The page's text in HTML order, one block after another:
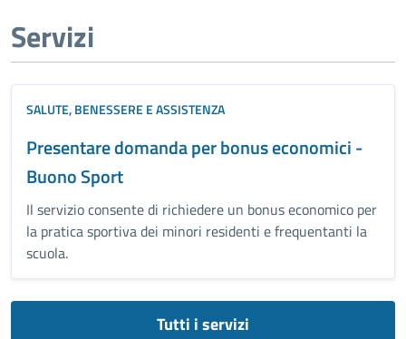
Servizi
SALUTE, BENESSERE E ASSISTENZA
Presentare domanda per bonus economici -
Buono Sport
Il servizio consente di richiedere un bonus economico per
la pratica sportiva dei minori residenti e frequentanti la
scuola.
Tutti i servizi